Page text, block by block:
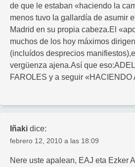
de que le estaban «haciendo la
menos tuvo la gallardía de asumir
Madrid en su propia cabeza.El
muchos de los hoy máximos
(incluídos desprecios
vergüenza ajena.Así que
FAROLES y a seguir «HACIENDO
Iñaki dice:
febrero 12, 2010 a las 18:09
Nere uste apalean, EAJ eta Ezker